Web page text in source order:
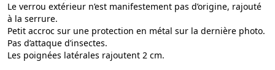
Le verrou extérieur n’est manifestement pas d’origine, rajouté
à la serrure.
Petit accroc sur une protection en métal sur la dernière photo.
Pas d’attaque d’insectes.
Les poignées latérales rajoutent 2 cm.